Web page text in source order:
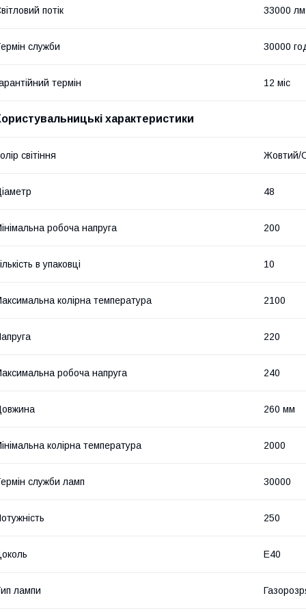
потік 33000 лм
служби 30000
термін 12 міс
характеристики
світіння Жовтий/
48
робоча напруга 200
в упаковці 10
колірна температура 2100
220
робоча напруга 240
260 мм
колірна температура 2000
служби ламп 30000
250
E40
лампи